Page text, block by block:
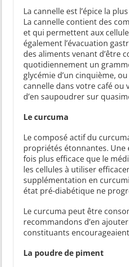
La cannelle est l’épice la
La cannelle contient des
et qui permettent aux
également l’évacuation
des aliments venant d’être
quotidiennement un
glycémie d’un cinquième,
cannelle dans votre café ou
d’en saupoudrer sur
Le curcuma
Le composé actif du
propriétés étonnantes. Une
fois plus efficace que le
les cellules à utiliser
supplémentation en
état pré-diabétique ne
Le curcuma peut être
recommandons d’en
constituants
La poudre de piment